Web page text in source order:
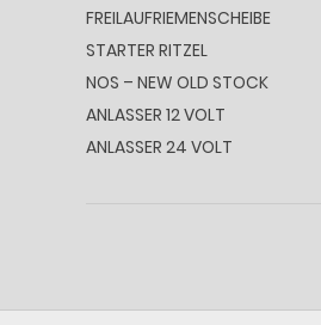
FREILAUFRIEMENSCHEIBE
STARTER RITZEL
NOS – NEW OLD STOCK
ANLASSER 12 VOLT
ANLASSER 24 VOLT